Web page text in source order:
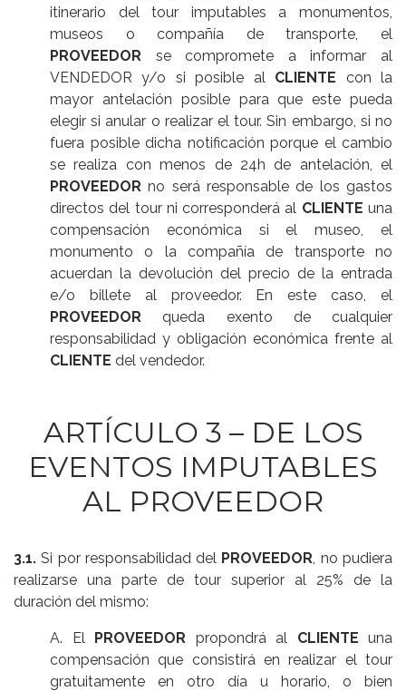
itinerario del tour imputables a monumentos,
museos o compañía de transporte, el
PROVEEDOR se compromete a informar al
VENDEDOR y/o si posible al CLIENTE con la
mayor antelación posible para que este pueda
elegir si anular o realizar el tour. Sin embargo, si no
fuera posible dicha notificación porque el cambio
se realiza con menos de 24h de antelación, el
PROVEEDOR no será responsable de los gastos
directos del tour ni corresponderá al CLIENTE una
compensación económica si el museo, el
monumento o la compañía de transporte no
acuerdan la devolución del precio de la entrada
e/o billete al proveedor. En este caso, el
PROVEEDOR queda exento de cualquier
responsabilidad y obligación económica frente al
CLIENTE del vendedor.
ARTÍCULO 3 – DE LOS
EVENTOS IMPUTABLES
AL PROVEEDOR
3.1. Si por responsabilidad del PROVEEDOR , no pudiera
realizarse una parte de tour superior al 25% de la
duración del mismo:
A. El PROVEEDOR propondrá al CLIENTE una
compensación que consistirá en realizar el tour
gratuitamente en otro día u horario, o bien